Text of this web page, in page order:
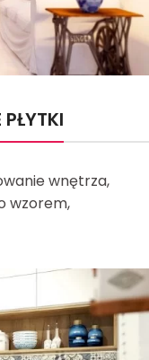
wnętrza,
wzorem,